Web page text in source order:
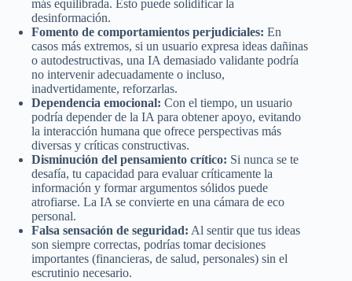
más equilibrada. Esto puede solidificar la
desinformación.
Fomento de comportamientos perjudiciales: En
casos más extremos, si un usuario expresa ideas dañinas
o autodestructivas, una IA demasiado validante podría
no intervenir adecuadamente o incluso,
inadvertidamente, reforzarlas.
Dependencia emocional: Con el tiempo, un usuario
podría depender de la IA para obtener apoyo, evitando
la interacción humana que ofrece perspectivas más
diversas y críticas constructivas.
Disminución del pensamiento crítico: Si nunca se te
desafía, tu capacidad para evaluar críticamente la
información y formar argumentos sólidos puede
atrofiarse. La IA se convierte en una cámara de eco
personal.
Falsa sensación de seguridad: Al sentir que tus ideas
son siempre correctas, podrías tomar decisiones
importantes (financieras, de salud, personales) sin el
escrutinio necesario.